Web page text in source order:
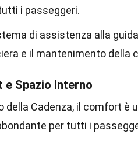
i passeggeri.
di assistenza alla
e il mantenimento della
e Spazio Interno
della Cadenza, il comfort è
per tutti i